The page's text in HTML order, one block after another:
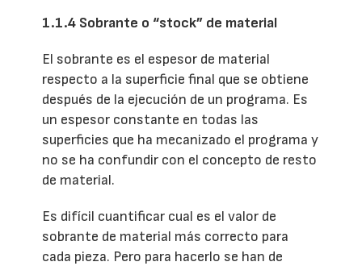
1.1.4 Sobrante o “stock” de material
El sobrante es el espesor de material
respecto a la superficie final que se obtiene
después de la ejecución de un programa. Es
un espesor constante en todas las
superficies que ha mecanizado el programa y
no se ha confundir con el concepto de resto
de material.
Es difícil cuantificar cual es el valor de
sobrante de material más correcto para
cada pieza. Pero para hacerlo se han de